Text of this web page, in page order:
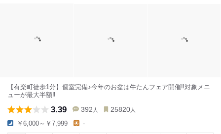
【有楽町徒歩1分】個室完備♪今年のお盆は牛たんフェア開催‼対象メニ
ューが最大半額‼
3.39 392 人 25820 人
￥6,000～￥7,999 -